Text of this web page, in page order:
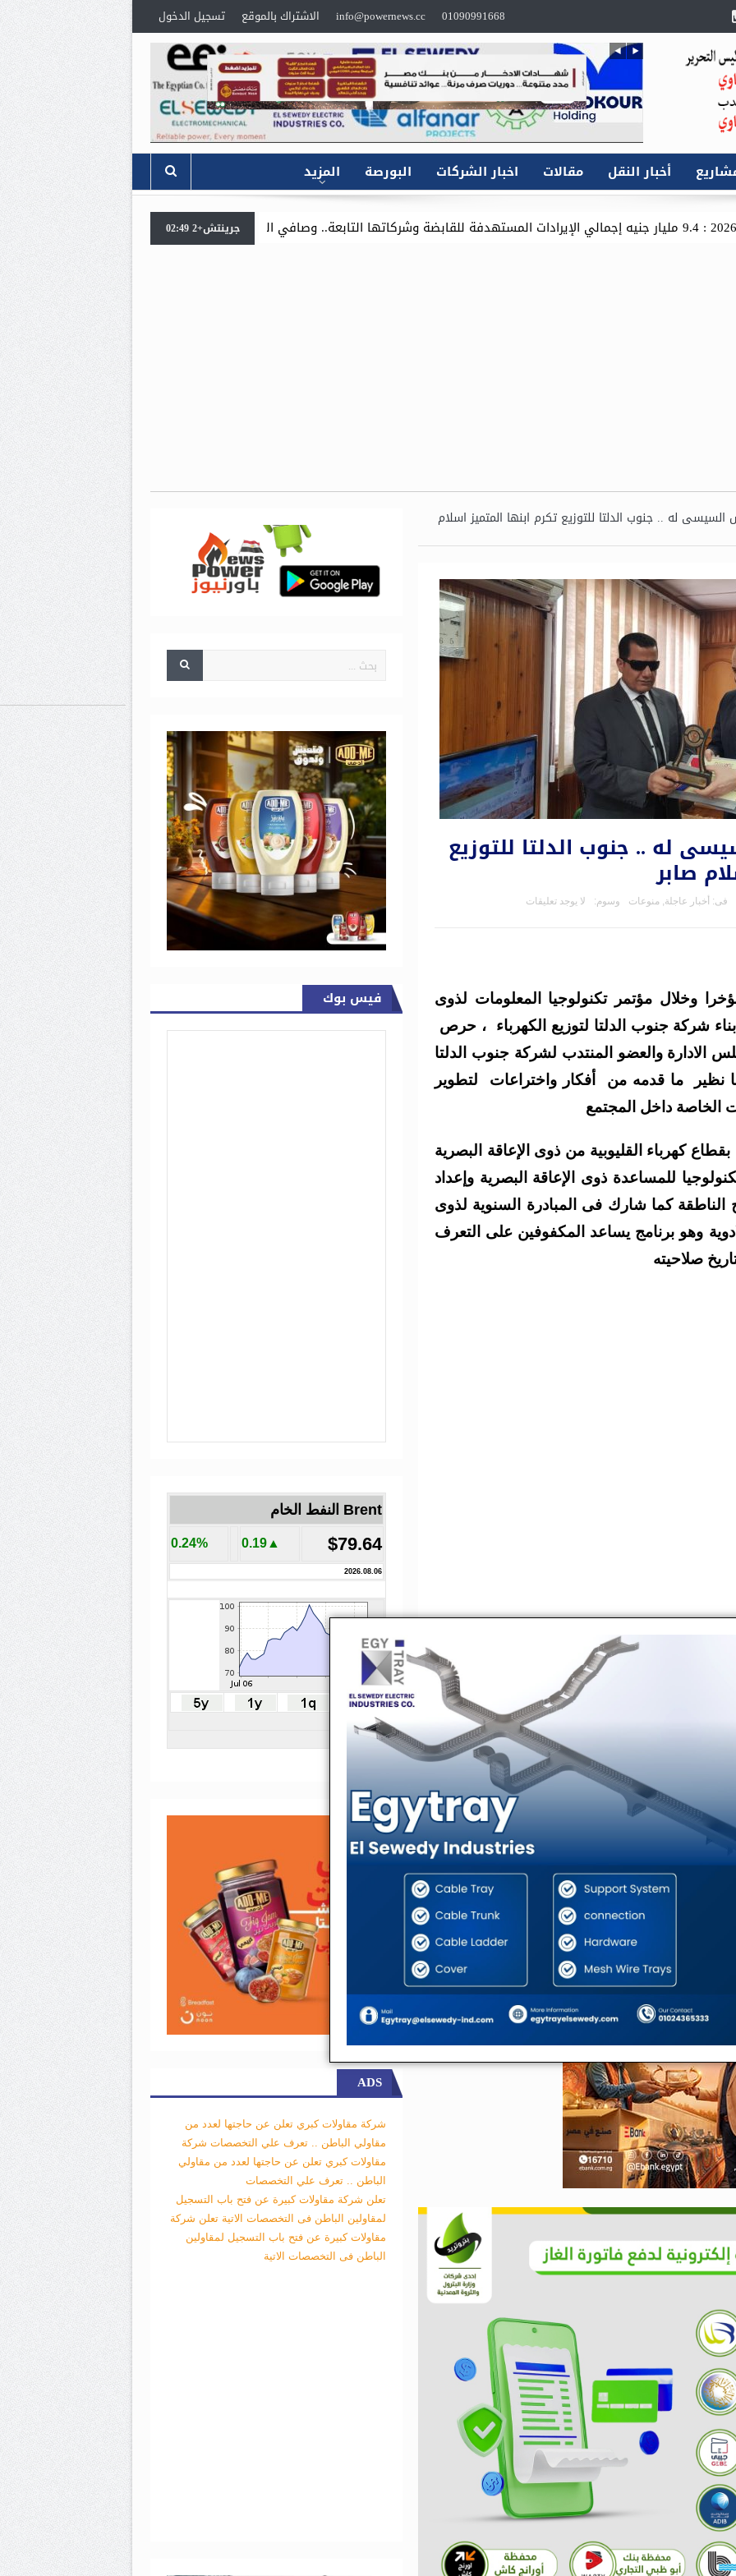
01090991668
info@powernews.cc الاشتراك بالموقع تسجيل الدخول
أخبار النقل مقالات اخبار الشركات البورصة المزيد
في احتفالية يسودها الحب والودجرينتش+2 02:49
السيسى له .. جنوب الدلتا للتوزيع تكرم ابنها المتميز اسلام
له .. جنوب الدلتا للتوزيع
صابر
فى: أخبار عاجلة منوعات وسوم: لا يوجد تعليقات
وخلال مؤتمر تكنولوجيا المعلومات لذوى
شركة جنوب الدلتا لتوزيع الكهرباء ، حرص
والعضو المنتدب لشركة جنوب الدلتا
نظير ما قدمه من أفكار واختراعات لتطوير
الخاصة داخل المجتمع
كهرباء القليوبية من ذوى الإعاقة البصرية
للمساعدة ذوى الإعاقة البصرية وإعداد
الناطقة كما شارك فى المبادرة السنوية لذوى
وهو برنامج يساعد المكفوفين على التعرف
صلاحيته
فيس بوك
Brent النفط الخام
$79.64
▲0.19
0.24%
2026.08.06
ADS
شركة مقاولات كبري تعلن عن حاجتها لعدد من
مقاولي الباطن .. تعرف علي التخصصات شركة
مقاولات كبري تعلن عن حاجتها لعدد من مقاولي
الباطن .. تعرف علي التخصصات
تعلن شركة مقاولات كبيرة عن فتح باب التسجيل
لمقاولين الباطن فى التخصصات الاتية تعلن شركة
مقاولات كبيرة عن فتح باب التسجيل لمقاولين
الباطن فى التخصصات الاتية